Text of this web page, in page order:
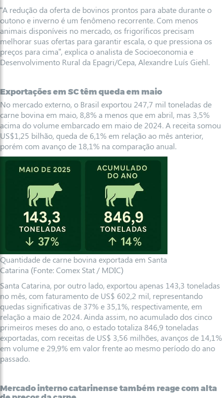
“A redução da oferta de bovinos prontos para abate durante o
outono e inverno é um fenômeno recorrente. Com menos
animais disponíveis no mercado, os frigoríficos precisam
melhorar suas ofertas para garantir escala, o que pressiona os
preços para cima”, explica o analista de Socioeconomia e
Desenvolvimento Rural da Epagri/Cepa, Alexandre Luís Giehl.
Exportações em SC têm queda em maio
No mercado externo, o Brasil exportou 247,7 mil toneladas de
carne bovina em maio, 8,8% a menos que em abril, mas 3,5%
acima do volume embarcado em maio de 2024. A receita somou
US$1,25 bilhão, queda de 6,1% em relação ao mês anterior,
porém com avanço de 18,1% na comparação anual.
Quantidade de carne bovina exportada em Santa
Catarina (Fonte: Comex Stat / MDIC)
Santa Catarina, por outro lado, exportou apenas 143,3 toneladas
no mês, com faturamento de US$ 602,2 mil, representando
quedas significativas de 37% e 35,1%, respectivamente, em
relação a maio de 2024. Ainda assim, no acumulado dos cinco
primeiros meses do ano, o estado totaliza 846,9 toneladas
exportadas, com receitas de US$ 3,56 milhões, avanços de 14,1%
em volume e 29,9% em valor frente ao mesmo período do ano
passado.
Mercado interno catarinense também reage com alta